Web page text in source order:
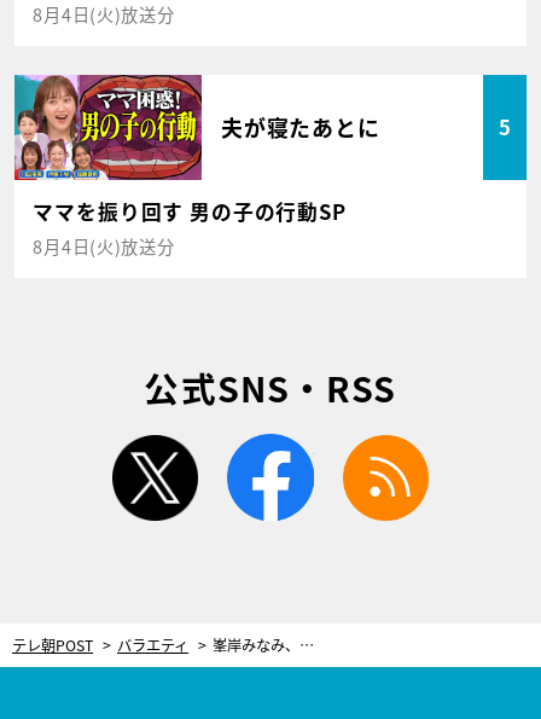
8月4日(火)放送分
夫が寝たあとに 5
ママを振り回す 男の子の行動SP
8月4日(火)放送分
公式SNS・RSS
twitter facebook
テレ朝POST バラエティ 峯岸みなみ、夫がしてくれない…普通と違う“愛情表現”に憧れ「溺愛感がうれしい」と共感の声も